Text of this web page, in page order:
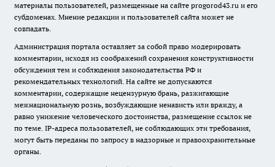
материалы пользователей, размещенные на сайте progorod43.ru и его
субдоменах. Мнение редакции и пользователей сайта может не
совпадать.
Администрация портала оставляет за собой право модерировать
комментарии, исходя из соображений сохранения конструктивности
обсуждения тем и соблюдения законодательства РФ и
рекомендательных технологий. На сайте не допускаются
комментарии, содержащие нецензурную брань, разжигающие
межнациональную рознь, возбуждающие ненависть или вражду, а
равно унижение человеческого достоинства, размещение ссылок не
по теме. IP-адреса пользователей, не соблюдающих эти требования,
могут быть переданы по запросу в надзорные и правоохранительные
органы.